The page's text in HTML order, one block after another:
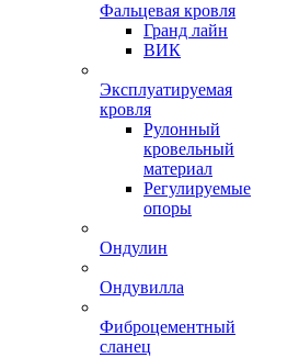
Фальцевая кровля
Гранд лайн
ВИК
Эксплуатируемая
кровля
Рулонный
кровельный
материал
Регулируемые
опоры
Ондулин
Ондувилла
Фиброцементный
сланец